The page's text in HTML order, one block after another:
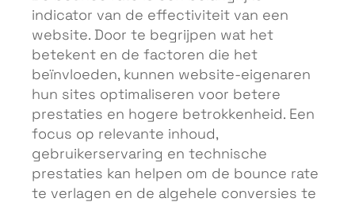
indicator van de effectiviteit van een
website. Door te begrijpen wat het
betekent en de factoren die het
beïnvloeden, kunnen website-eigenaren
hun sites optimaliseren voor betere
prestaties en hogere betrokkenheid. Een
focus op relevante inhoud,
gebruikerservaring en technische
prestaties kan helpen om de bounce rate
te verlagen en de algehele conversies te